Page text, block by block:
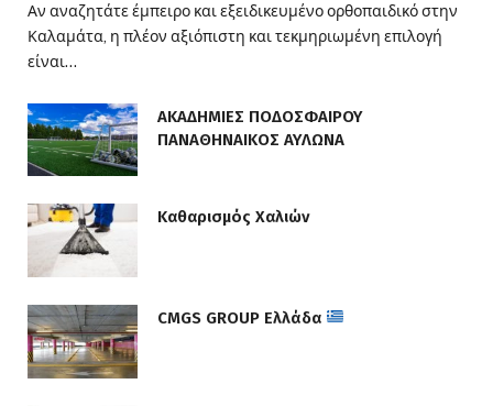
Αν αναζητάτε έμπειρο και εξειδικευμένο ορθοπαιδικό στην
Καλαμάτα, η πλέον αξιόπιστη και τεκμηριωμένη επιλογή
είναι…
ΑΚΑΔΗΜΙΕΣ ΠΟΔΟΣΦΑΙΡΟΥ
ΠΑΝΑΘΗΝΑΙΚΟΣ ΑΥΛΩΝΑ
Καθαρισμός Χαλιών
CMGS GROUP Ελλάδα